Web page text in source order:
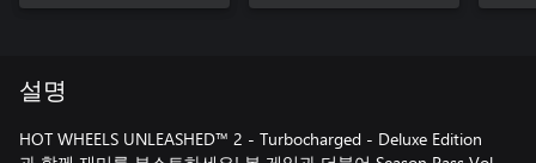
설명
HOT WHEELS UNLEASHED™ 2 - Turbocharged - Deluxe Edition